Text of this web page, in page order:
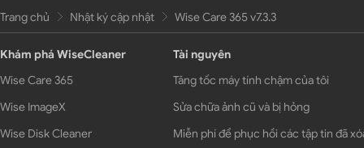
Trang chủ Nhật ký cập nhật Wise Care 365 v7.3.3
Khám phá WiseCleaner
Wise Care 365
Wise ImageX
Wise Disk Cleaner
Tài nguyên
Tăng tốc máy tính chậm của tôi
Sửa chữa ảnh cũ và bị hỏng
Miễn phí để phục hồi các tập tin đã